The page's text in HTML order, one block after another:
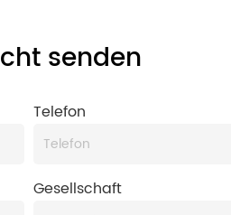
senden
Telefon
Gesellschaft